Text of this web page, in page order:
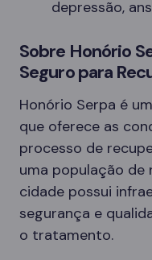
depressão,
Sobre Honório
Seguro para
Honório Serpa é
que oferece as
processo de
uma população de
cidade possui
segurança e
o tratamento.